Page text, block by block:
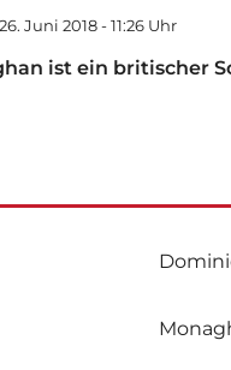
Juni 2018 - 11:26 Uhr
ist ein britischer